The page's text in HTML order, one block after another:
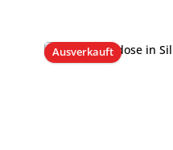
Ausverkauft